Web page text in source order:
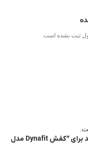
ثبت نشده است
اولین نفری باشید که دیدگاهی را ارسال می کنید برای “کفش Dynafit مدل